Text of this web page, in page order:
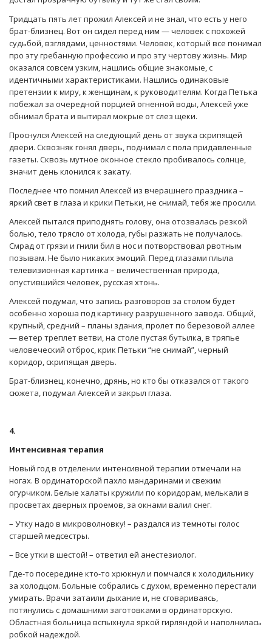
Тридцать пять лет прожил Алексей и не знал, что есть у него
брат-близнец. Вот он сидел перед ним — человек с похожей
судьбой, взглядами, ценностями. Человек, который все понимал
про эту гребанную профессию и про эту чертову жизнь. Мир
оказался совсем узким, нашлись общие знакомые, с
идентичными характеристиками. Нашлись одинаковые
претензии к миру, к женщинам, к руководителям. Когда Петька
побежал за очередной порцией огненной воды, Алексей уже
обнимал брата и вытирал мокрые от слез щеки.
Проснулся Алексей на следующий день от звука скрипящей
двери. Сквозняк гонял дверь, поднимал с пола придавленные
газеты. Сквозь мутное оконное стекло пробивалось солнце,
значит день клонился к закату.
Последнее что помнил Алексей из вчерашнего праздника –
яркий свет в глаза и крики Петьки, не снимай, тебя же просили.
Алексей пытался приподнять голову, она отозвалась резкой
болью, тело трясло от холода, губы разжать не получалось.
Смрад от грязи и гнили бил в нос и потворствовал рвотным
позывам. Не было никаких эмоций. Перед глазами плыла
телевизионная картинка – величественная природа,
опустившийся человек, русская хтонь.
Алексей подумал, что запись разговоров за столом будет
особенно хороша под картинку разрушенного завода. Общий,
крупный, средний – планы здания, пролет по березовой аллее
— ветер треплет ветви, на столе пустая бутылка, в тряпье
человеческий отброс, крик Петьки “не снимай”, черный
коридор, скрипящая дверь.
Брат-близнец, конечно, дрянь, но кто бы отказался от такого
сюжета, подумал Алексей и закрыл глаза.
4.
Интенсивная терапия
Новый год в отделении интенсивной терапии отмечали на
ногах. В ординаторской пахло мандаринами и свежим
огурчиком. Белые халаты кружили по коридорам, мелькали в
просветах дверных проемов, за окнами валил снег.
– Утку надо в микроволновку! – раздался из темноты голос
старшей медсестры.
– Все утки в шестой! – ответил ей анестезиолог.
Где-то посередине кто-то хрюкнул и помчался к холодильнику
за холодцом. Больные собрались с духом, временно перестали
умирать. Врачи затаили дыхание и, не сговариваясь,
потянулись с домашними заготовками в ординаторскую.
Областная больница вспыхнула яркой гирляндой и наполнилась
робкой надеждой.